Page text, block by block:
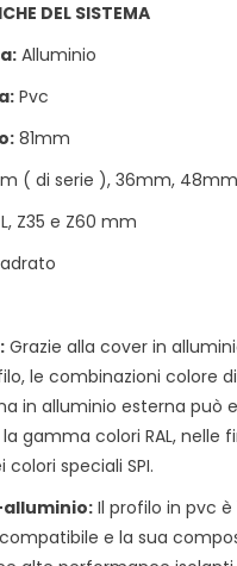
DEL SISTEMA
Alluminio
Pvc
81mm
( di serie ), 36mm, 48mm
L, Z35 e Z60 mm
Grazie alla cover in
le combinazioni colore
in alluminio esterna può
gamma colori RAL, nelle
speciali SPI.
Il profilo in pvc è
e la sua